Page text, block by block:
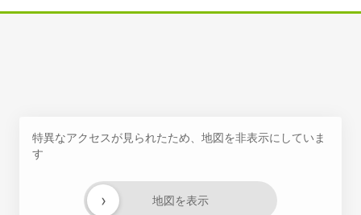
特異なアクセスが見られたため、地図を非表示にしていま
す
地図を表示
›